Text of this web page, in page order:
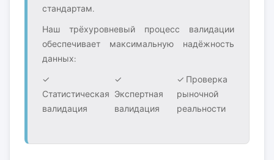
стандартам.
Наш трёхуровневый процесс валидации
обеспечивает максимальную надёжность
данных:
✓
Статистическая
валидация
✓
Экспертная
валидация
✓ Проверка
рыночной
реальности